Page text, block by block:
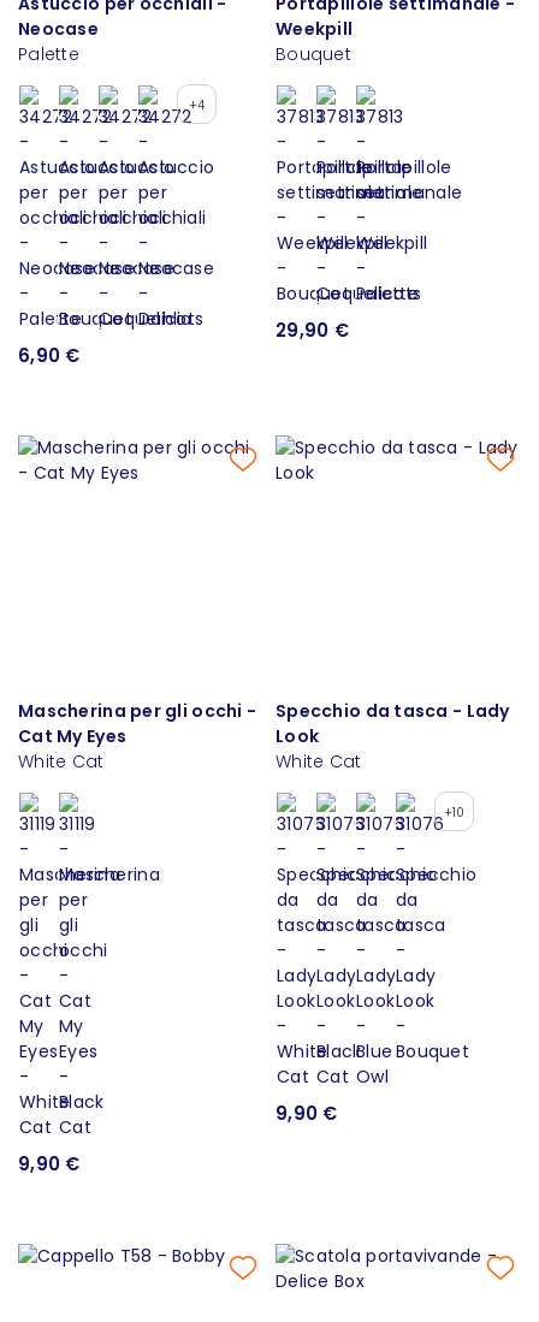
Neocase
Palette
+4
6,90 €
Weekpill
Bouquet
29,90 €
Mascherina per gli occhi -
Cat My Eyes
White Cat
9,90 €
Specchio da tasca - Lady
Look
White Cat
+10
9,90 €